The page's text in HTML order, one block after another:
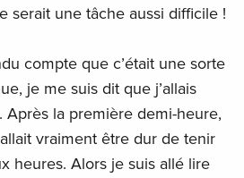
serait une tâche aussi difficile !
compte que c’était une sorte
je me suis dit que j’allais
Après la première demi-heure,
vraiment être dur de tenir
heures. Alors je suis allé lire